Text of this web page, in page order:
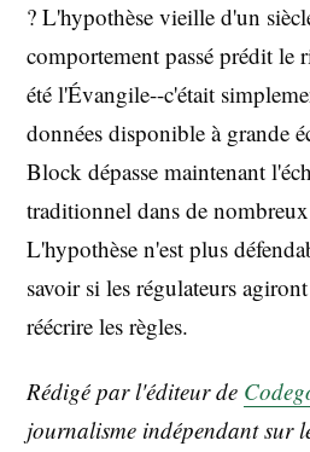
? L'hypothèse vieille d'un
comportement passé prédit le
été l'Évangile--c'était
données disponible à grande
Block dépasse maintenant
traditionnel dans de
L'hypothèse n'est plus
savoir si les régulateurs
réécrire les règles.
Rédigé par l'éditeur de
journalisme indépendant sur